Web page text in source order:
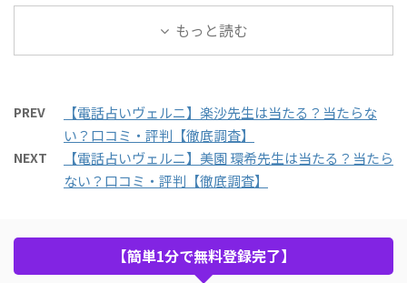
もっと読む
PREV
【電話占いヴェルニ】楽沙先生は当たる？当たらな
い？口コミ・評判【徹底調査】
NEXT
【電話占いヴェルニ】美園 環希先生は当たる？当たら
ない？口コミ・評判【徹底調査】
【簡単1分で無料登録完了】